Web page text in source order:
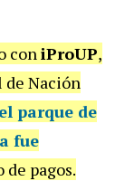
coniProUP,
de Nación
parque de
fue
pagos.